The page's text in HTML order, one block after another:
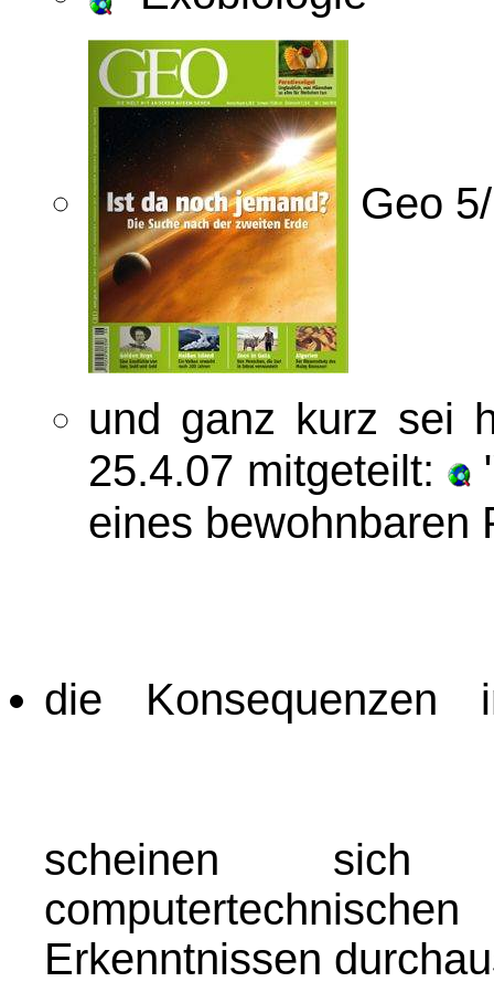
Geo
und ganz kurz sei
25.4.07 mitgeteilt:
eines bewohnbaren
die
scheinen
Erkenntnissen